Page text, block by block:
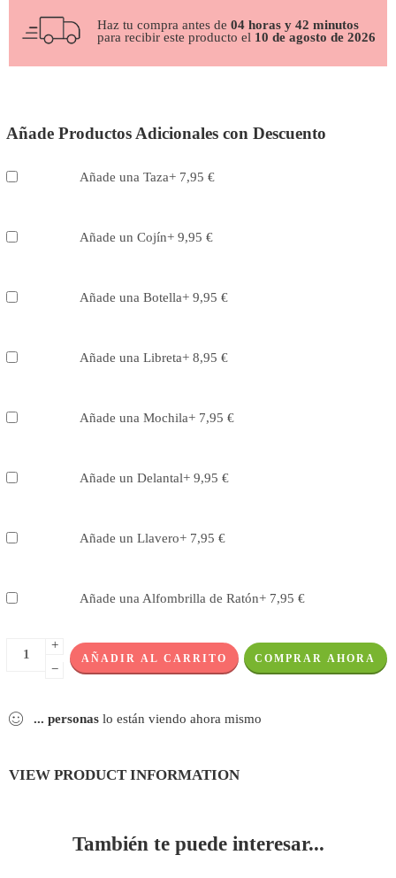
Haz tu compra antes de 04 horas y 42 minutos
para recibir este producto el 10 de agosto de 2026
Añade Productos Adicionales con Descuento
Añade una Taza+ 7,95 €
Añade un Cojín+ 9,95 €
Añade una Botella+ 9,95 €
Añade una Libreta+ 8,95 €
Añade una Mochila+ 7,95 €
Añade un Delantal+ 9,95 €
Añade un Llavero+ 7,95 €
Añade una Alfombrilla de Ratón+ 7,95 €
+
−
AÑADIR AL CARRITO COMPRAR AHORA
... personas lo están viendo ahora mismo
VIEW PRODUCT INFORMATION
También te puede interesar...